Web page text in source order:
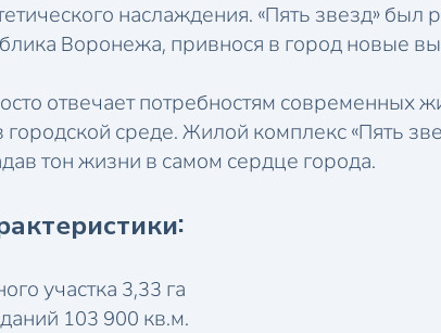
наслаждения. «Пять звезд»
Воронежа, привнося в город новые
отвечает потребностям
городской среде. Жилой комплекс «Пять
тон жизни в самом сердце города.
участка 3,33 га
103 900 кв.м.